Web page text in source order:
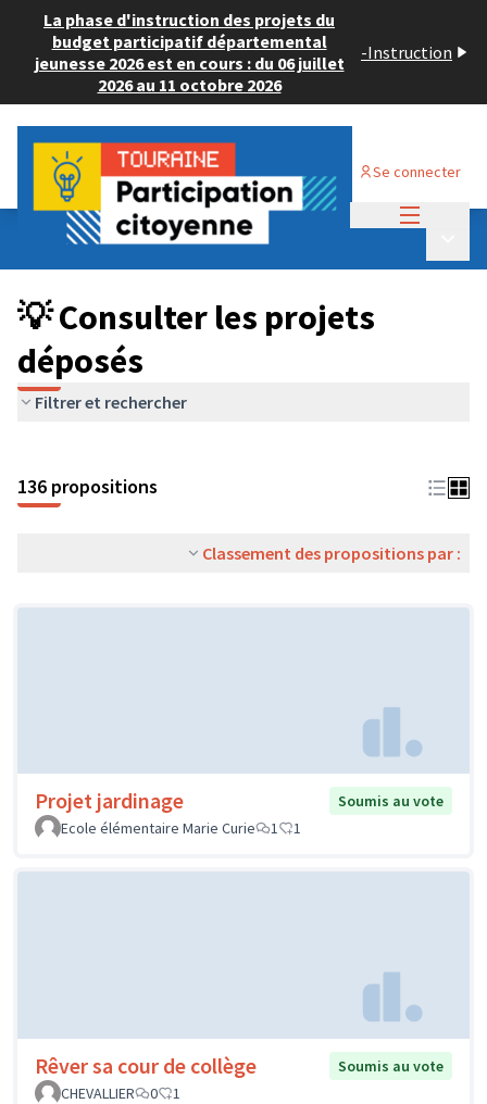
La phase d'instruction des projets du
budget participatif départemental
jeunesse 2026 est en cours : du 06 juillet
2026 au 11 octobre 2026
-Instruction
Se connecter
Budget Participatif JEUNESSE 2024
💡 Consulter les projets déposés
💡 Consulter les projets
déposés
Filtrer et rechercher
136 propositions
Classement des propositions par :
Projet jardinage
Soumis au vote
Ecole élémentaire Marie Curie
1 1
Rêver sa cour de collège
Soumis au vote
CHEVALLIER
0 1